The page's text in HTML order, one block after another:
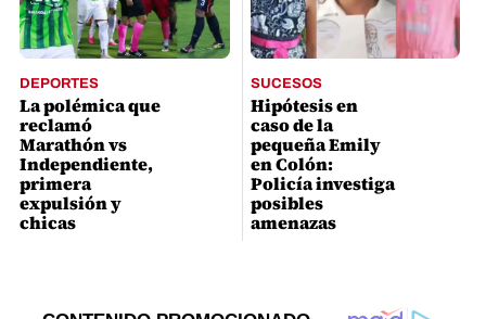
DEPORTES
La polémica que
reclamó
Marathón vs
Independiente,
primera
expulsión y
chicas
SUCESOS
Hipótesis en
caso de la
pequeña Emily
en Colón:
Policía investiga
posibles
amenazas